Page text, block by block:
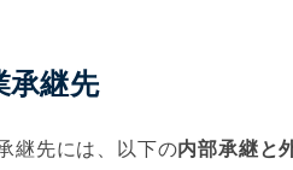
承継先
継先には、以下の内部承継と